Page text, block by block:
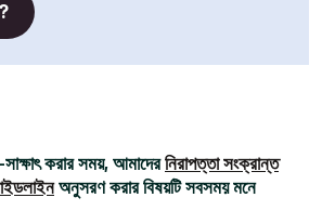
করার সময়, আমাদেরনিরাপত্তা সংক্রান্ত
অনুসরণ করার বিষয়টি সবসময় মনে